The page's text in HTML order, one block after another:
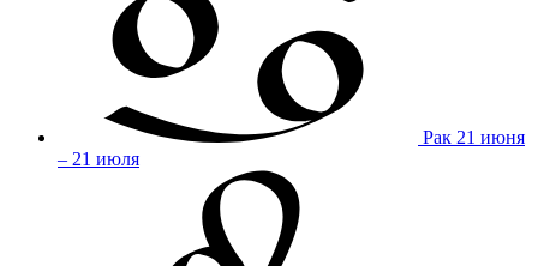
Рак 21 июня
– 21 июля